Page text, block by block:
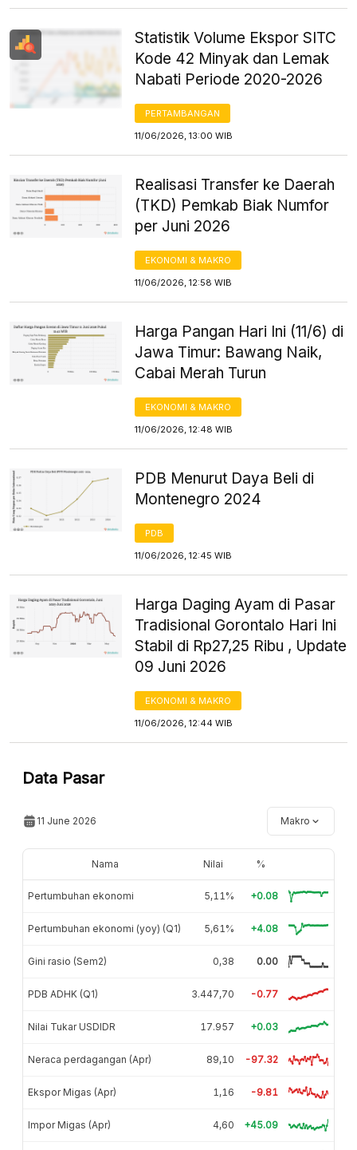
Statistik Volume Ekspor SITC
Kode 42 Minyak dan Lemak
Nabati Periode 2020-2026
PERTAMBANGAN
11/06/2026, 13:00 WIB
Realisasi Transfer ke Daerah
(TKD) Pemkab Biak Numfor
per Juni 2026
EKONOMI & MAKRO
11/06/2026, 12:58 WIB
Harga Pangan Hari Ini (11/6) di
Jawa Timur: Bawang Naik,
Cabai Merah Turun
EKONOMI & MAKRO
11/06/2026, 12:48 WIB
PDB Menurut Daya Beli di
Montenegro 2024
PDB
11/06/2026, 12:45 WIB
Harga Daging Ayam di Pasar
Tradisional Gorontalo Hari Ini
Stabil di Rp27,25 Ribu , Update
09 Juni 2026
EKONOMI & MAKRO
11/06/2026, 12:44 WIB
Data Pasar
11 June 2026 Makro
Nama Nilai %
Pertumbuhan ekonomi 5,11% +0.08
Pertumbuhan ekonomi (yoy) (Q1) 5,61% +4.08
Gini rasio (Sem2) 0,38 0.00
PDB ADHK (Q1) 3.447,70 -0.77
Nilai Tukar USDIDR 17.957 +0.03
Neraca perdagangan (Apr) 89,10 -97.32
Ekspor Migas (Apr) 1,16 -9.81
Impor Migas (Apr) 4,60 +45.09